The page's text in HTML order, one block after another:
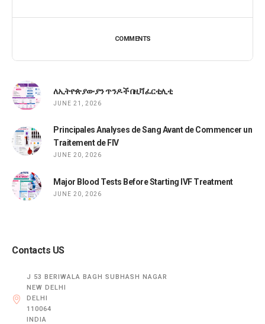
COMMENTS
ለኢትዮጵያውያን ጥንዶች በዚቫ ፈርቲሊቲ
JUNE 21, 2026
Principales Analyses de Sang Avant de Commencer un
Traitement de FIV
JUNE 20, 2026
Major Blood Tests Before Starting IVF Treatment
JUNE 20, 2026
Contacts US
J 53 BERIWALA BAGH SUBHASH NAGAR
NEW DELHI
DELHI
110064
INDIA